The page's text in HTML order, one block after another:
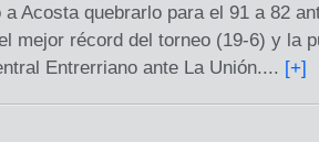
Acosta quebrarlo para el 91 a 82
mejor récord del torneo (19-6) y la
Entrerriano ante La Unión.... [+]